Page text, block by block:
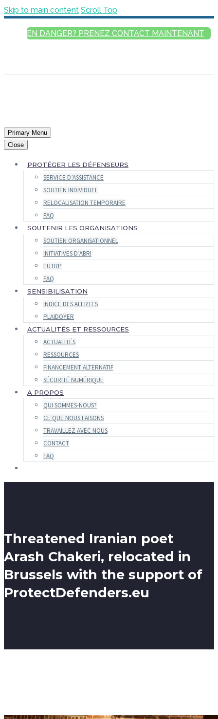
Skip to main content Scroll Top
EN DANGER? PRENEZ CONTACT MAINTENANT
Primary Menu
Close
PROTÉGER LES DÉFENSEURS
SERVICE D’ASSISTANCE
SOUTIEN INDIVIDUEL
RELOCALISATION TEMPORAIRE
FAQ
SOUTENIR LES ORGANISATIONS
SOUTIEN ORGANISATIONNEL
INITIATIVES D’ABRI
EUTRP
FAQ
SENSIBILISATION
INDICE DES ALERTES
PLAIDOYER
ACTUALITÉS ET RESSOURCES
ACTUALITÉS
RESSOURCES
FINANCEMENT ALTERNATIF
SÉCURITÉ NUMÉRIQUE
A PROPOS
QUI SOMMES-NOUS?
CE QUE NOUS FAISONS
TRAVAILLEZ AVEC NOUS
CONTACT
FAQ
Threatened Iranian poet
Arash Chakeri, relocated in
Brussels with the support of
ProtectDefenders.eu